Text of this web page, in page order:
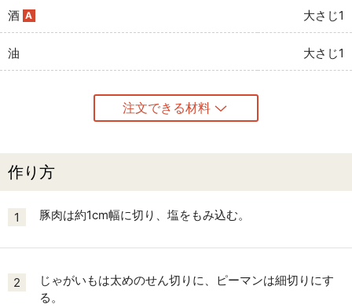
酒 A 大さじ1
油 大さじ1
注文できる材料
作り方
1 豚肉は約1cm幅に切り、塩をもみ込む。
2
じゃがいもは太めのせん切りに、ピーマンは細切りにす
る。